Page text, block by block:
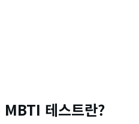
MBTI 테스트란?